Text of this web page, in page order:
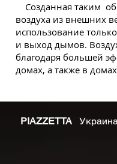
Созданная таким
воздуха из внешних
использование только
и выход дымов.
благодаря большей
домах, а также в
PIAZZETTA